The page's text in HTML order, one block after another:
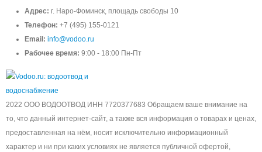
Адрес: г. Наро-Фоминск, площадь свободы 10
Телефон: +7 (495) 155-0121
Email: info@vodoo.ru
Рабочее время: 9:00 - 18:00 Пн-Пт
2022 ООО ВОДООТВОД ИНН 7720377683 Обращаем ваше внимание на
то, что данный интернет-сайт, а также вся информация о товарах и ценах,
предоставленная на нём, носит исключительно информационный
характер и ни при каких условиях не является публичной офертой,